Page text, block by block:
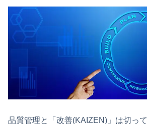
品質管理と「改善(KAIZEN)」は切っ